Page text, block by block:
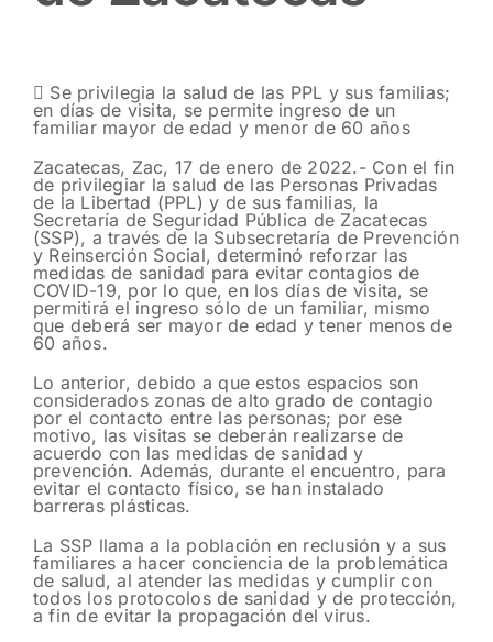
 Se privilegia la salud de las PPL y sus familias;
en días de visita, se permite ingreso de un
familiar mayor de edad y menor de 60 años
Zacatecas, Zac, 17 de enero de 2022.- Con el fin
de privilegiar la salud de las Personas Privadas
de la Libertad (PPL) y de sus familias, la
Secretaría de Seguridad Pública de Zacatecas
(SSP), a través de la Subsecretaría de Prevención
y Reinserción Social, determinó reforzar las
medidas de sanidad para evitar contagios de
COVID-19, por lo que, en los días de visita, se
permitirá el ingreso sólo de un familiar, mismo
que deberá ser mayor de edad y tener menos de
60 años.
Lo anterior, debido a que estos espacios son
considerados zonas de alto grado de contagio
por el contacto entre las personas; por ese
motivo, las visitas se deberán realizarse de
acuerdo con las medidas de sanidad y
prevención. Además, durante el encuentro, para
evitar el contacto físico, se han instalado
barreras plásticas.
La SSP llama a la población en reclusión y a sus
familiares a hacer conciencia de la problemática
de salud, al atender las medidas y cumplir con
todos los protocolos de sanidad y de protección,
a fin de evitar la propagación del virus.